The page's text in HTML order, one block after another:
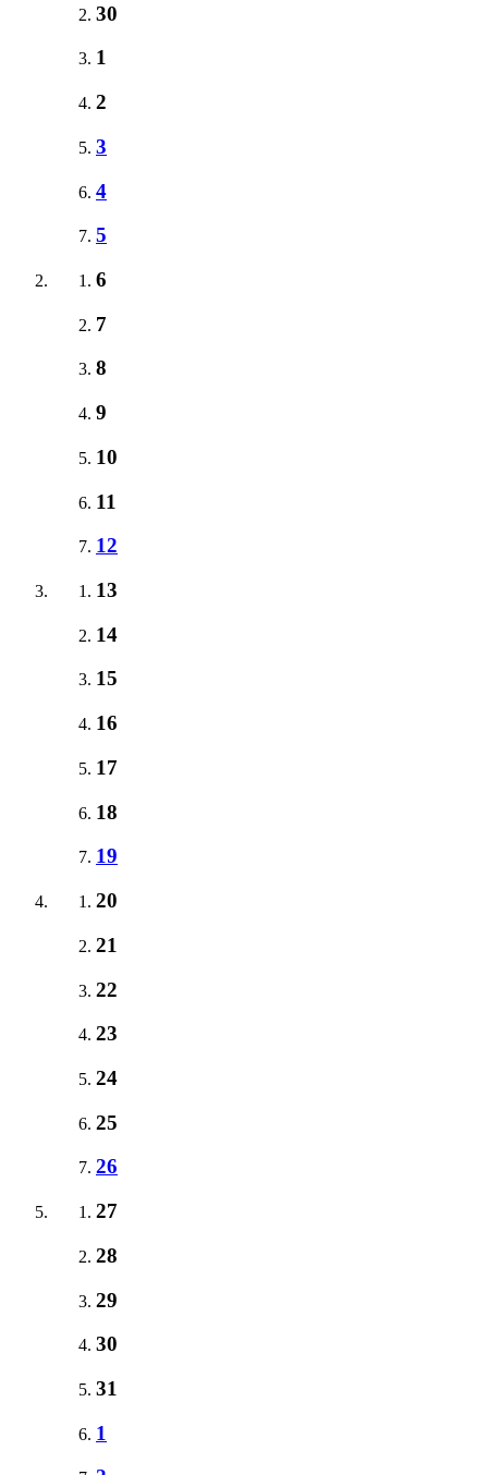
30
1
2
3
4
5
6
7
8
9
10
11
12
13
14
15
16
17
18
19
20
21
22
23
24
25
26
27
28
29
30
31
1